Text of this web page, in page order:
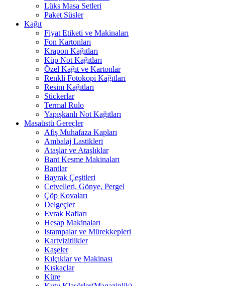
Lüks Masa Setleri
Paket Süsler
Kağıt
Fiyat Etiketi ve Makinaları
Fon Kartonları
Krapon Kağıtları
Küp Not Kağıtları
Özel Kağıt ve Kartonlar
Renkli Fotokopi Kağıtları
Resim Kağıtları
Stickerlar
Termal Rulo
Yapışkanlı Not Kağıtları
Masaüstü Gereçler
Afiş Muhafaza Kapları
Ambalaj Lastikleri
Ataşlar ve Ataşlıklar
Bant Kesme Makinaları
Bantlar
Bayrak Çeşitleri
Cetvelleri, Gönye, Pergel
Çöp Kovaları
Delgeçler
Evrak Rafları
Hesap Makinaları
Istampalar ve Mürekkepleri
Kartvizitlikler
Kaşeler
Kılçıklar ve Makinası
Kıskaçlar
Küre